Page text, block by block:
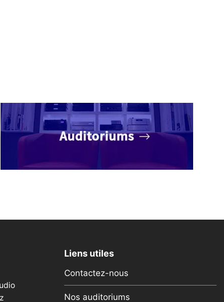
Liens utiles
Contactez-nous
Nos auditoriums